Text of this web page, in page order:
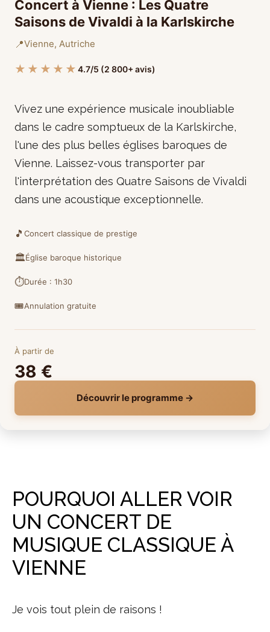
Concert à Vienne : Les Quatre
Saisons de Vivaldi à la Karlskirche
📍Vienne, Autriche
★★★★★ 4.7/5 (2 800+ avis)
Vivez une expérience musicale inoubliable
dans le cadre somptueux de la Karlskirche,
l'une des plus belles églises baroques de
Vienne. Laissez-vous transporter par
l'interprétation des Quatre Saisons de Vivaldi
dans une acoustique exceptionnelle.
🎵 Concert classique de prestige
🏛️Église baroque historique
⏱️Durée : 1h30
🎟️Annulation gratuite
À partir de
38 €
Découvrir le programme →
POURQUOI ALLER VOIR
UN CONCERT DE
MUSIQUE CLASSIQUE À
VIENNE
Je vois tout plein de raisons !